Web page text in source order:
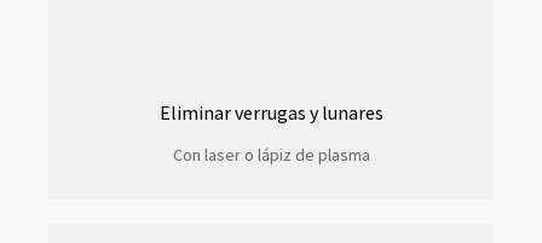
Eliminar verrugas y lunares
Con laser o lápiz de plasma